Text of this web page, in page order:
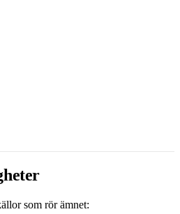
som rör ämnet: